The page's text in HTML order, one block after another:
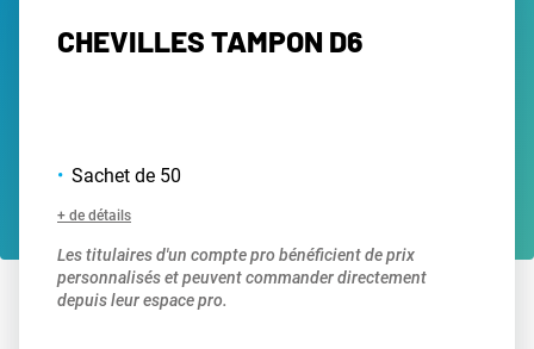
CHEVILLES TAMPON D6
Sachet de 50
+ de détails
Les titulaires d'un compte pro bénéficient de prix
personnalisés et peuvent commander directement
depuis leur espace pro.